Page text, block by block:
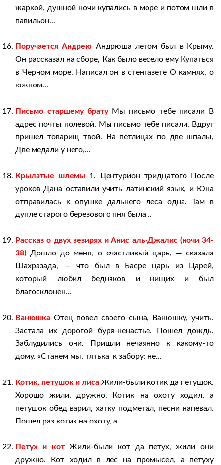
жаркой, душной ночи купались в море и потом шли в
павильон...
Поручается Андрею Андрюша летом был в Крыму.
Он рассказал на сборе, Как было весело ему Купаться
в Черном море. Написал он в стенгазете О камнях, о
южном...
Письмо старшему братуМы письмо тебе писали В
адрес почты полевой, Мы письмо тебе писали, Вдруг
пришел товарищ твой. На петлицах по две шпалы,
Две медали у него,...
Крылатые шлемы 1. Центурион тридцатого После
уроков Дана оставили учить латинский язык, и Юна
отправилась к опушке дальнего леса одна. Там в
дупле старого березового пня была...
Рассказ о двух везирях и Анис аль-Джалис (ночи 34-
38) Дошло до меня, о счастливый царь, — сказала
Шахразада, — что был в Басре царь из Царей,
который любил бедняков и нищих и был
благосклонен...
Ванюшка Отец повел своего сына, Ванюшку, учить.
Застала их дорогой буря-ненастье. Пошел дождь.
Заблудились они. Пришли нечаянно к какому-то
дому. «Станем мы, тятька, к забору: не...
Котик, петушок и лиса Жили-были котик да петушок.
Хорошо жили, дружно. Котик на охоту ходил, а
петушок обед варил, хатку подметал, песни напевал.
Пошел раз котик на охоту, а...
Петух и котЖили-были кот да петух, жили они
дружно. Кот ходил в лес на промысел, а петуху